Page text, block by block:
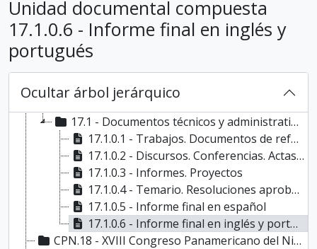
Unidad documental compuesta
17.1.0.6 - Informe final en inglés y
portugués
Ocultar árbol jerárquico
CPN.12 - XII Congreso Panamericano del Niño
CPN.13 - XIII Congreso Panamericano del Niño
CPN.14 - XIV Congreso Panamericano del Niño
CPN.15 - XV Congreso Panamericano del Niño
CPN.16 - XVI Congreso Panamericano del Niño
CPN.17 - XVII Congreso Panamericano del Niño
17.1 - Documentos técnicos y administrativos
17.1.0.1 - Trabajos. Documentos de referencia
17.1.0.2 - Discursos. Conferencias. Actas. Informes
17.1.0.3 - Informes. Proyectos
17.1.0.4 - Temario. Resoluciones aprobadas
17.1.0.5 - Informe final en español
17.1.0.6 - Informe final en inglés y portugués
CPN.18 - XVIII Congreso Panamericano del Niño